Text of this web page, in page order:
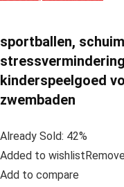
sportballen,
kinderspeelgoed
zwembaden
Already Sold: 42%
Added to
Add to compare